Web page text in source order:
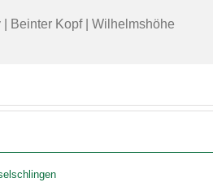
Beinter Kopf | Wilhelmshöhe